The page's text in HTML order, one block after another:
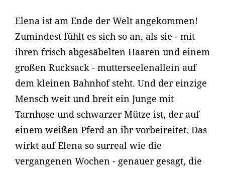
Elena ist am Ende der Welt angekommen!
Zumindest fühlt es sich so an, als sie - mit
ihren frisch abgesäbelten Haaren und einem
großen Rucksack - mutterseelenallein auf
dem kleinen Bahnhof steht. Und der einzige
Mensch weit und breit ein Junge mit
Tarnhose und schwarzer Mütze ist, der auf
einem weißen Pferd an ihr vorbeireitet. Das
wirkt auf Elena so surreal wie die
vergangenen Wochen - genauer gesagt, die